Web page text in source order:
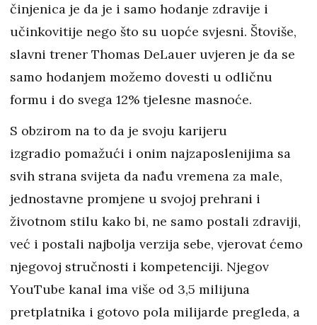
činjenica je da je i samo hodanje zdravije i
učinkovitije nego što su uopće svjesni. Štoviše,
slavni trener Thomas DeLauer uvjeren je da se
samo hodanjem možemo dovesti u odličnu
formu i do svega 12% tjelesne masnoće.
S obzirom na to da je svoju karijeru
izgradio pomažući i onim najzaposlenijima sa
svih strana svijeta da nađu vremena za male,
jednostavne promjene u svojoj prehrani i
životnom stilu kako bi, ne samo postali zdraviji,
već i postali najbolja verzija sebe, vjerovat ćemo
njegovoj stručnosti i kompetenciji. Njegov
YouTube kanal ima više od 3,5 milijuna
pretplatnika i gotovo pola milijarde pregleda, a